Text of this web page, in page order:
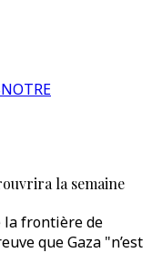
NOTRE
la semaine
la frontière de
que Gaza "n’est